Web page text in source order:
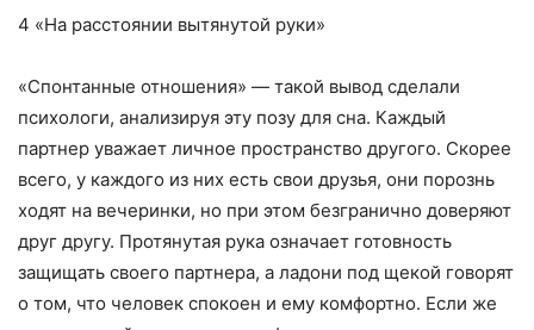
4 «На расстоянии вытянутой руки»
«Спонтанные отношения» — такой вывод сделали
психологи, анализируя эту позу для сна. Каждый
партнер уважает личное пространство другого. Скорее
всего, у каждого из них есть свои друзья, они порознь
ходят на вечеринки, но при этом безгранично доверяют
друг другу. Протянутая рука означает готовность
защищать своего партнера, а ладони под щекой говорят
о том, что человек спокоен и ему комфортно. Если же